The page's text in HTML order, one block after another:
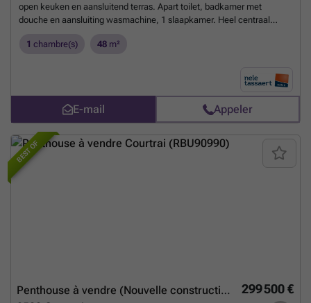
open keuken en aansluitend terras. Apart toilet, badkamer met
douche en aansluiting wasmachine, 1 slaapkamer. Heel centraal
Momenteel verhuurd, dus ideaal als investering of mits opzeg huurder
1 chambre(s) 48 m²
E-mail Appeler
BEST OF
299 500 €
Penthouse à vendre (Nouvelle construction)